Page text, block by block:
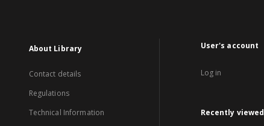
About Library
Contact details
Regulations
Technical Information
User's account
Log in
Recently viewed